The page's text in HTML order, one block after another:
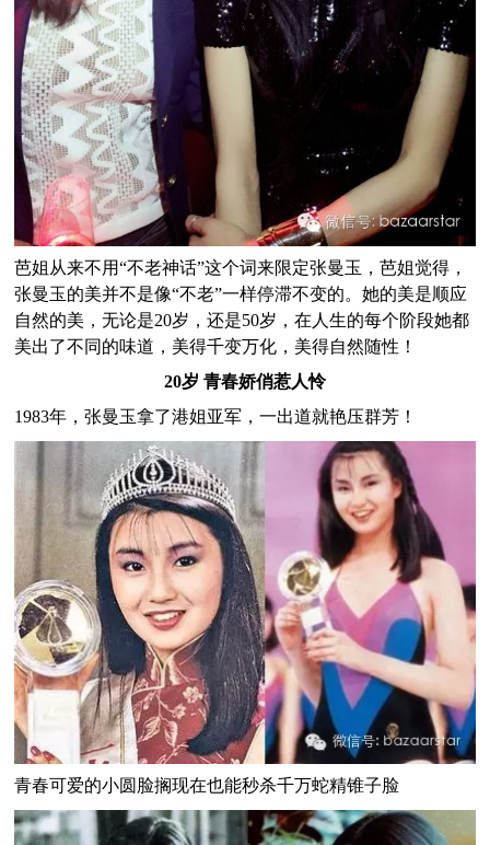
芭姐从来不用“不老神话”这个词来限定张曼玉，芭姐觉得，
张曼玉的美并不是像“不老”一样停滞不变的。她的美是顺应
自然的美，无论是20岁，还是50岁，在人生的每个阶段她都
美出了不同的味道，美得千变万化，美得自然随性！
20岁 青春娇俏惹人怜
1983年，张曼玉拿了港姐亚军，一出道就艳压群芳！
青春可爱的小圆脸搁现在也能秒杀千万蛇精锥子脸